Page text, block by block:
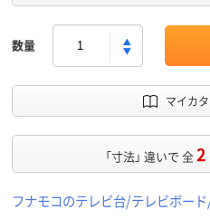
数量
マイカ
「寸法」 違いで 全2
フナモコのテレビ台/テレビボー